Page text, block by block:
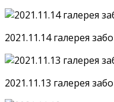
2021.11.14 галерея
2021.11.13 галерея